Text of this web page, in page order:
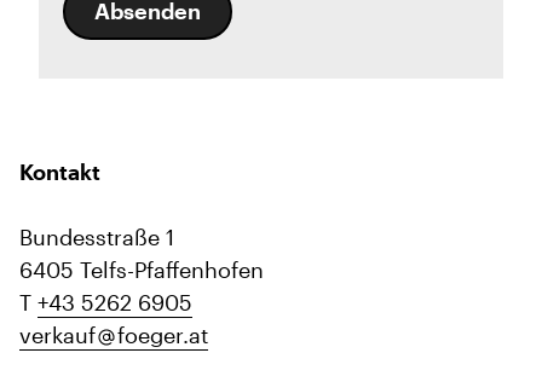
Absenden
Kontakt
Bundesstraße 1
6405 Telfs-Pfaffenhofen
T +43 5262 6905
verkauf
foeger.at